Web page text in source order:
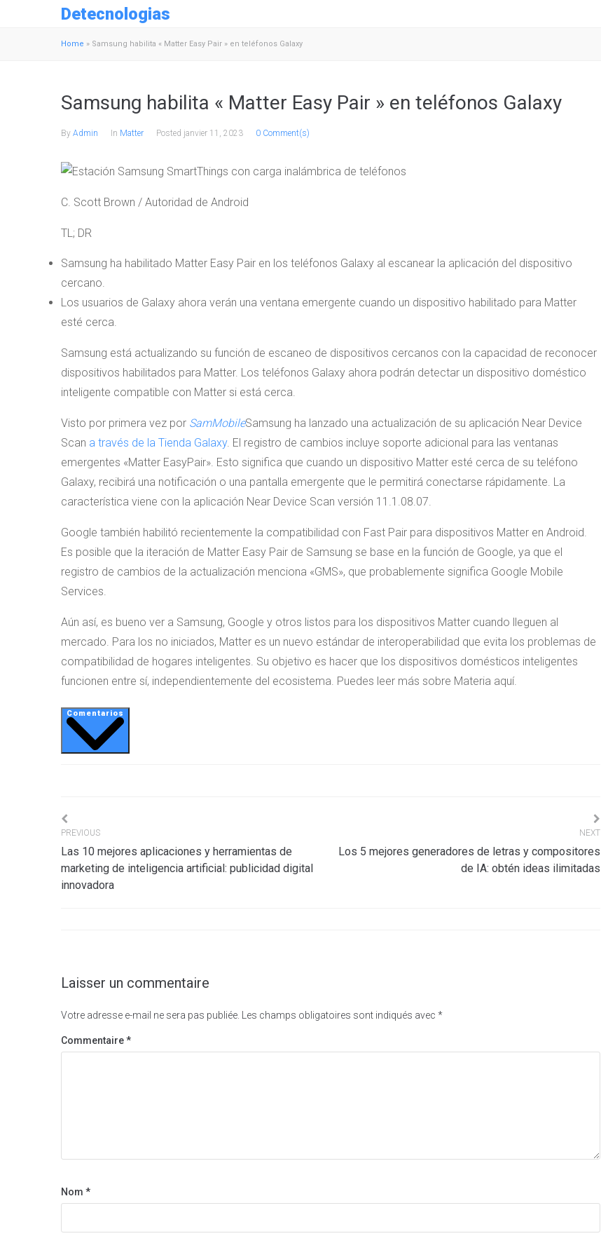
Detecnologias
Home » Samsung habilita « Matter Easy Pair » en teléfonos Galaxy
Samsung habilita « Matter Easy Pair » en teléfonos Galaxy
By Admin In Matter Posted janvier 11, 2023 0 Comment(s)
C. Scott Brown / Autoridad de Android
TL; DR
Samsung ha habilitado Matter Easy Pair en los teléfonos Galaxy al escanear la aplicación del dispositivo
cercano.
Los usuarios de Galaxy ahora verán una ventana emergente cuando un dispositivo habilitado para Matter
esté cerca.
Samsung está actualizando su función de escaneo de dispositivos cercanos con la capacidad de reconocer
dispositivos habilitados para Matter. Los teléfonos Galaxy ahora podrán detectar un dispositivo doméstico
inteligente compatible con Matter si está cerca.
Visto por primera vez por SamMobileSamsung ha lanzado una actualización de su aplicación Near Device
Scan a través de la Tienda Galaxy. El registro de cambios incluye soporte adicional para las ventanas
emergentes «Matter EasyPair». Esto significa que cuando un dispositivo Matter esté cerca de su teléfono
Galaxy, recibirá una notificación o una pantalla emergente que le permitirá conectarse rápidamente. La
característica viene con la aplicación Near Device Scan versión 11.1.08.07.
Google también habilitó recientemente la compatibilidad con Fast Pair para dispositivos Matter en Android.
Es posible que la iteración de Matter Easy Pair de Samsung se base en la función de Google, ya que el
registro de cambios de la actualización menciona «GMS», que probablemente significa Google Mobile
Services.
Aún así, es bueno ver a Samsung, Google y otros listos para los dispositivos Matter cuando lleguen al
mercado. Para los no iniciados, Matter es un nuevo estándar de interoperabilidad que evita los problemas de
compatibilidad de hogares inteligentes. Su objetivo es hacer que los dispositivos domésticos inteligentes
funcionen entre sí, independientemente del ecosistema. Puedes leer más sobre Materia aquí.
Comentarios
Navigation
de
PREVIOUS
Las 10 mejores aplicaciones y herramientas de
marketing de inteligencia artificial: publicidad digital
innovadora
NEXT
Los 5 mejores generadores de letras y compositores
de IA: obtén ideas ilimitadas
Laisser un commentaire
Votre adresse e-mail ne sera pas publiée. Les champs obligatoires sont indiqués avec *
Commentaire*
Nom *